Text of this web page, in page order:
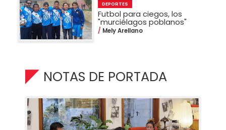
DEPORTES
Futbol para ciegos, los
"murciélagos poblanos"
Mely Arellano
NOTAS DE PORTADA